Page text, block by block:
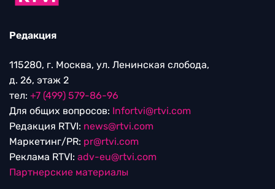
Редакция
115280, г. Москва, ул. Ленинская слобода,
д. 26, этаж 2
тел: +7 (499) 579-86-96
Для общих вопросов: Infortvi@rtvi.com
Редакция RTVI: news@rtvi.com
Маркетинг/PR: pr@rtvi.com
Реклама RTVI: adv-eu@rtvi.com
Партнерские материалы